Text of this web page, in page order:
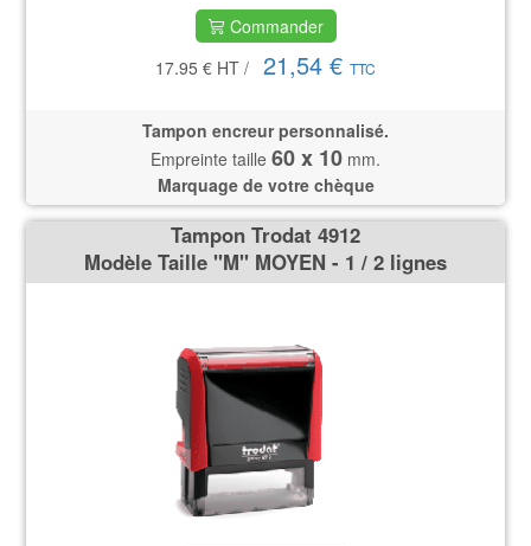
Commander
17.95 € HT / 21,54 € TTC
Tampon encreur personnalisé.
Empreinte taille 60 x 10 mm.
Marquage de votre chèque
Tampon Trodat 4912
Modèle Taille ''M'' MOYEN - 1 / 2 lignes